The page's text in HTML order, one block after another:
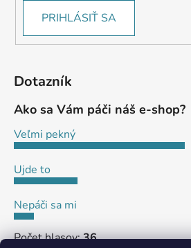
PRIHLÁSIŤ SA
Dotazník
Ako sa Vám páči náš e-shop?
Veľmi pekný
Ujde to
Nepáči sa mi
Počet hlasov:36